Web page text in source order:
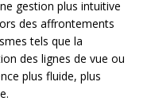
gestion plus intuitive
des affrontements
tels que la
des lignes de vue ou
plus fluide, plus